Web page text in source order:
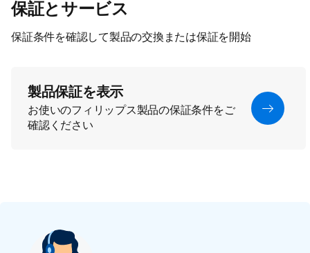
保証とサービス
保証条件を確認して製品の交換または保証を開始
製品保証を表示
お使いのフィリップス製品の保証条件をご
確認ください